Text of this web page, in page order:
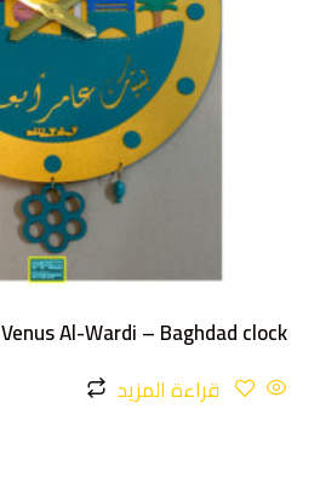
Venus Al-Wardi – Baghdad clock
قراءة المزيد